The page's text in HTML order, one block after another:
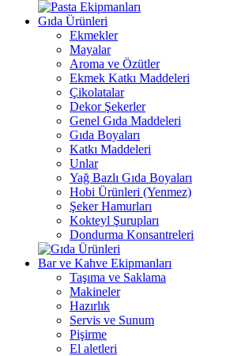
Gıda Ürünleri
Ekmekler
Mayalar
Aroma ve Özütler
Ekmek Katkı Maddeleri
Çikolatalar
Dekor Şekerler
Genel Gıda Maddeleri
Gıda Boyaları
Katkı Maddeleri
Unlar
Yağ Bazlı Gıda Boyaları
Hobi Ürünleri (Yenmez)
Şeker Hamurları
Kokteyl Şurupları
Dondurma Konsantreleri
Bar ve Kahve Ekipmanları
Taşıma ve Saklama
Makineler
Hazırlık
Servis ve Sunum
Pişirme
El aletleri